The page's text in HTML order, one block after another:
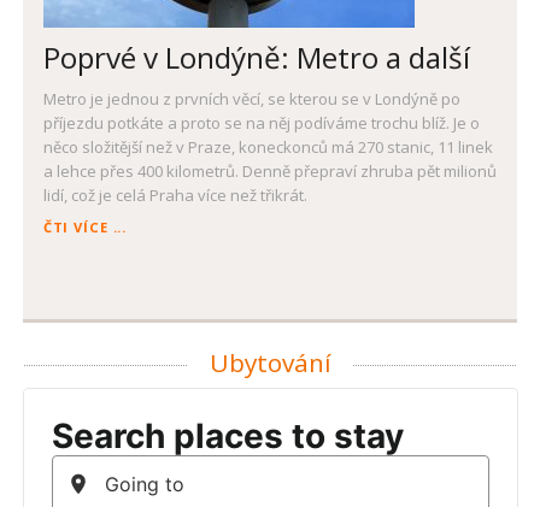
Poprvé v Londýně: Metro a další
Metro je jednou z prvních věcí, se kterou se v Londýně po
příjezdu potkáte a proto se na něj podíváme trochu blíž. Je o
něco složitější než v Praze, koneckonců má 270 stanic, 11 linek
a lehce přes 400 kilometrů. Denně přepraví zhruba pět milionů
lidí, což je celá Praha více než třikrát.
ČTI VÍCE ...
Ubytování